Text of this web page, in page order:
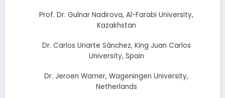
Prof. Dr. Gulnar Nadirova, Al-Farabi University,
Kazakhstan
Dr. Carlos Uriarte Sánchez, King Juan Carlos
University, Spain
Dr. Jeroen Warner, Wageningen University,
Netherlands